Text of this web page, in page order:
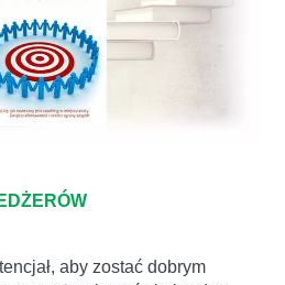
aby zostać dobrym